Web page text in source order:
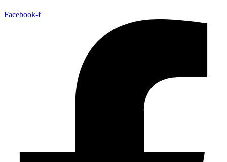
Facebook-f